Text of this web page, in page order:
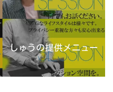
しゅうの提供メニュー